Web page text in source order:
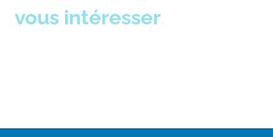
vous intéresser